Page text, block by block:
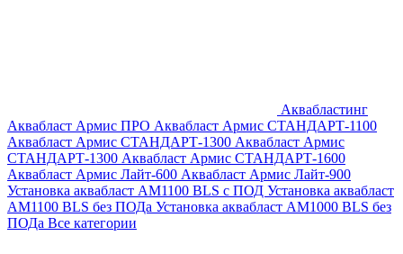
Аквабластинг
Аквабласт Армис ПРО Аквабласт Армис СТАНДАРТ-1100
Аквабласт Армис СТАНДАРТ-1300 Аквабласт Армис
СТАНДАРТ-1300 Аквабласт Армис СТАНДАРТ-1600
Аквабласт Армис Лайт-600 Аквабласт Армис Лайт-900
Установка аквабласт AM1100 BLS с ПОД Установка аквабласт
AM1100 BLS без ПОДа Установка аквабласт AM1000 BLS без
ПОДа Все категории